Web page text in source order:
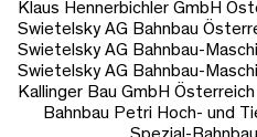
Klaus Hennerbichler GmbH
Swietelsky AG Bahnbau
Swietelsky AG Bahnbau-
Swietelsky AG Bahnbau-
Kallinger Bau GmbH Österreich
Bahnbau Petri Hoch- und